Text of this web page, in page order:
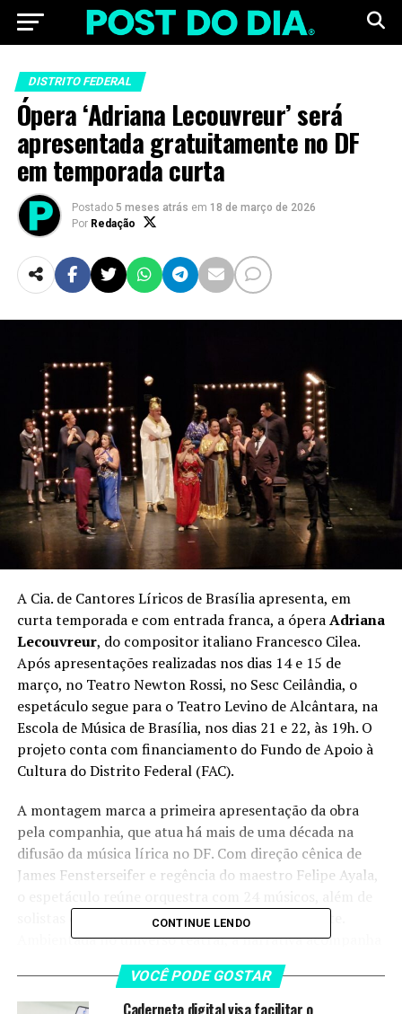
DISTRITO FEDERAL
Ópera ‘Adriana Lecouvreur’ será
apresentada gratuitamente no DF
em temporada curta
Postado 5 meses atrás em 18 de março de 2026
Por Redação
A Cia. de Cantores Líricos de Brasília apresenta, em
curta temporada e com entrada franca, a óperaAdriana
Lecouvreur, do compositor italiano Francesco Cilea.
Após apresentações realizadas nos dias 14 e 15 de
março, no Teatro Newton Rossi, no Sesc Ceilândia, o
espetáculo segue para o Teatro Levino de Alcântara, na
Escola de Música de Brasília, nos dias 21 e 22, às 19h. O
projeto conta com financiamento do Fundo de Apoio à
Cultura do Distrito Federal (FAC).
A montagem marca a primeira apresentação da obra
pela companhia, que atua há mais de uma década na
difusão da música lírica no DF. Com direção cênica de
James Fensterseifer e regência do maestro Felipe Ayala,
solistas e coro, em uma produção de grande porte.
Ambientada no universo teatral, a narrativa acompanha
o conflito entre a atriz Adriana Lecouvreur e a Princesa
de Bouillon, que disputam o amor do conde Maurizio da
Saxônia. A trama aborda temas como liberdade,
CONTINUE LENDO
VOCÊ PODE GOSTAR